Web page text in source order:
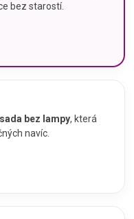
bez starostí.
sada bez lampy, která
navíc.